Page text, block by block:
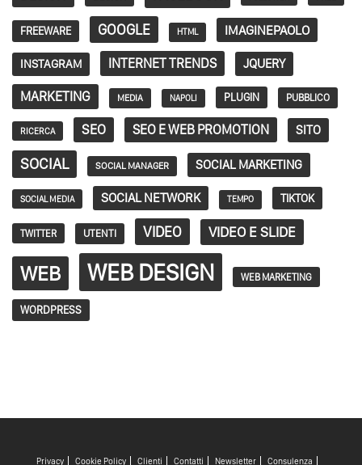
FREEWARE GOOGLE HTML IMAGINEPAOLO
INSTAGRAM INTERNET TRENDS JQUERY
MARKETING MEDIA NAPOLI PLUGIN PUBBLICO
RICERCA SEO SEO E WEB PROMOTION SITO
SOCIAL SOCIAL MANAGER SOCIAL MARKETING
SOCIAL MEDIA SOCIAL NETWORK TEMPO TIKTOK
TWITTER UTENTI VIDEO VIDEO E SLIDE
WEB WEB DESIGN WEB MARKETING
WORDPRESS
Privacy Cookie Policy Clienti Contatti Newsletter Consulenza